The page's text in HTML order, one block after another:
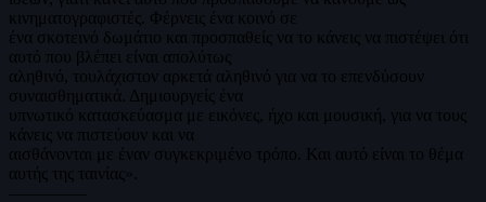
κινηματογραφιστές. Φέρνεις ένα κοινό σε
ένα σκοτεινό δωμάτιο και προσπαθείς να το κάνεις να πιστέψει ότι
αυτό που βλέπει είναι απολύτως
αληθινό, τουλάχιστον αρκετά αληθινό για να το επενδύσουν
συναισθηματικά. Δημιουργείς ένα
υπνωτικό κατασκεύασμα με εικόνες, ήχο και μουσική, για να τους
κάνεις να πιστεύουν και να
αισθάνονται με έναν συγκεκριμένο τρόπο. Και αυτό είναι το θέμα
αυτής της ταινίας».